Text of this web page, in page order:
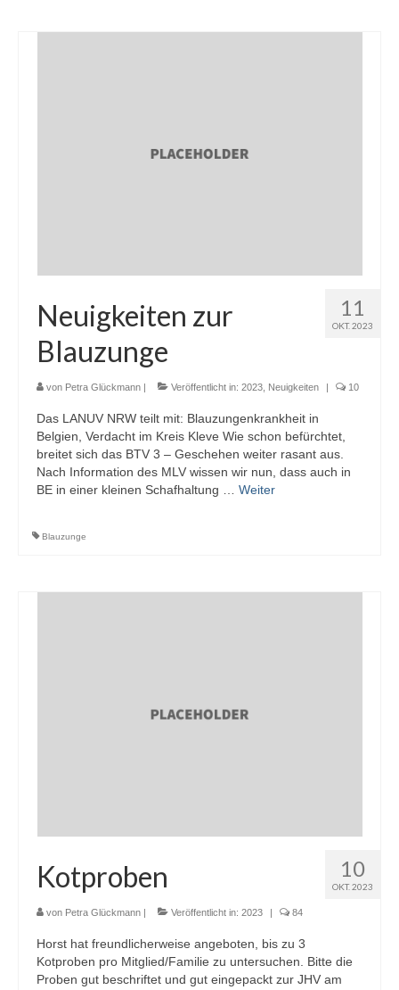
11
OKT. 2023
Neuigkeiten zur
Blauzunge
von Petra Glückmann Veröffentlicht in: 2023 Neuigkeiten 10
Das LANUV NRW teilt mit: Blauzungenkrankheit in
Belgien, Verdacht im Kreis Kleve Wie schon befürchtet,
breitet sich das BTV 3 – Geschehen weiter rasant aus.
Nach Information des MLV wissen wir nun, dass auch in
BE in einer kleinen Schafhaltung … Weiter
Blauzunge
10
OKT. 2023
Kotproben
von Petra Glückmann | Veröffentlicht in: 2023 | 84
Horst hat freundlicherweise angeboten, bis zu 3
Kotproben pro Mitglied/Familie zu untersuchen. Bitte die
Proben gut beschriftet und gut eingepackt zur JHV am